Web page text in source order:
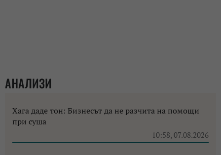
АНАЛИЗИ
Хага даде тон: Бизнесът да не разчита на помощи
при суша
10:58, 07.08.2026